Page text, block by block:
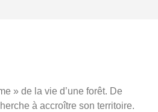
» de la vie d’une forêt. De
à accroître son territoire.